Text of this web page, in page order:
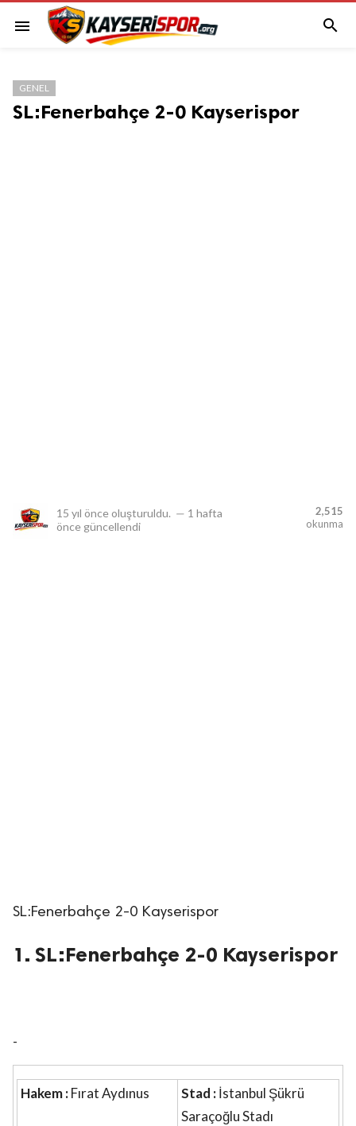
menu 
GENEL
SL:Fenerbahçe 2-0 Kayserispor
15 yıl önce oluşturuldu. — 1 hafta
önce güncellendi
2,515
okunma
SL:Fenerbahçe 2-0 Kayserispor
1. SL:Fenerbahçe 2-0 Kayserispor
-
Hakem :Fırat Aydınus Stad :İstanbul Şükrü
Saraçoğlu Stadı